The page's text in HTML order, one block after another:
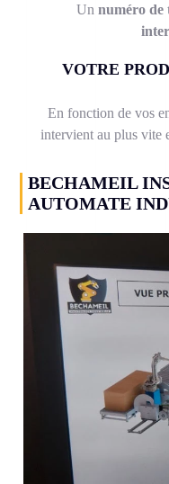
Unnuméro de
VOTRE
En fonction de vos
intervient au plus vite
BECHAMEIL
AUTOMATE